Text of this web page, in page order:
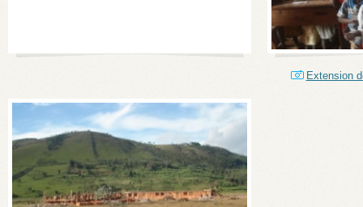
Extension